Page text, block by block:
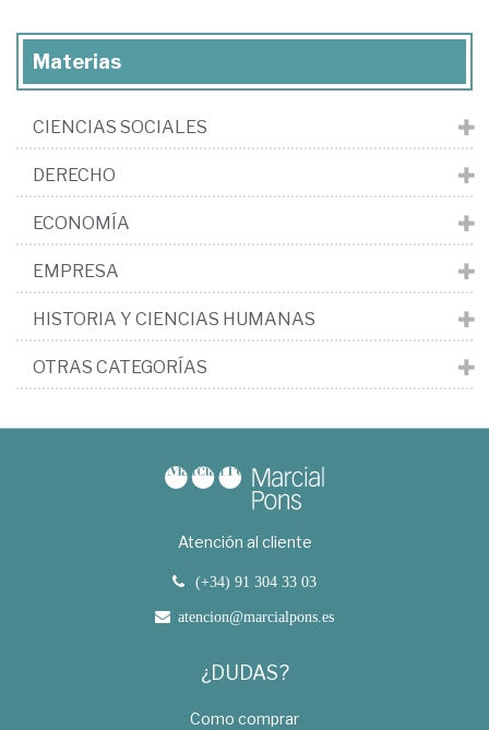
Materias
CIENCIAS SOCIALES
DERECHO
ECONOMÍA
EMPRESA
HISTORIA Y CIENCIAS HUMANAS
OTRAS CATEGORÍAS
Atención al cliente
(+34) 91 304 33 03
atencion@marcialpons.es
¿DUDAS?
Como comprar